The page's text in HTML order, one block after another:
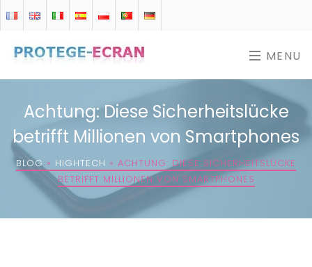
MENU
Achtung: Diese Sicherheitslücke
betrifft Millionen von Smartphones
BLOG » HIGHTECH » ACHTUNG: DIESE SICHERHEITSLÜCKE
BETRIFFT MILLIONEN VON SMARTPHONES